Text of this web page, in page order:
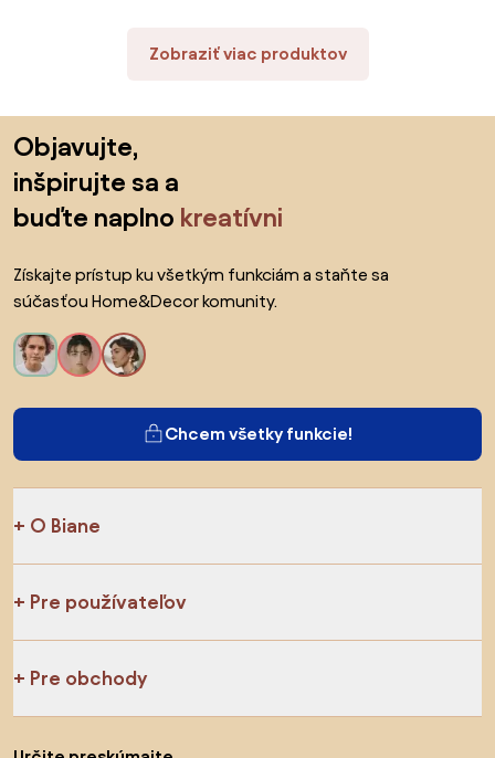
Zobraziť viac produktov
Objavujte,
inšpirujte sa a
buďte naplno kreatívni
Získajte prístup ku všetkým funkciám a staňte sa
súčasťou Home&Decor komunity.
Chcem všetky funkcie!
O Biane
Pre používateľov
Pre obchody